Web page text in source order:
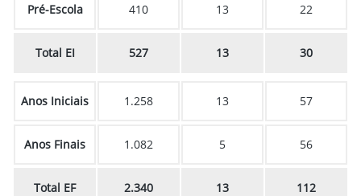
Pré-Escola 410 13 22
Total EI 527 13 30
Anos Iniciais 1.258 13 57
Anos Finais 1.082 5 56
Total EF 2.340 13 112